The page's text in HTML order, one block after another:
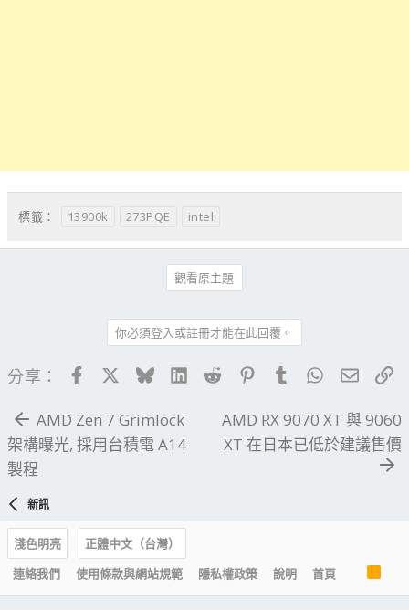
標籤： 13900k 273PQE intel
觀看原主題
你必須登入或註冊才能在此回覆。
分享： FacebookBlueskyLinkedIn
Reddit PinterestTumblrWhatsApp
電子
AMD Zen 7 Grimlock
架構曝光, 採用台積電 A14
製程
AMD RX 9070 XT 與 9060
XT 在日本已低於建議售價
新訊
淺色明亮
正體中文（台灣）
連絡我們
使用條款與網站規範 隱私權政策 說明 首頁
R
S
S